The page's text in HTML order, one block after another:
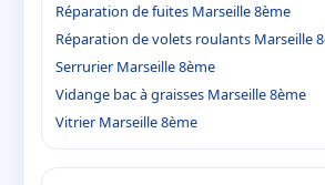
Réparation de fuites Marseille 8ème
Réparation de volets roulants Marseille
Serrurier Marseille 8ème
Vidange bac à graisses Marseille 8ème
Vitrier Marseille 8ème